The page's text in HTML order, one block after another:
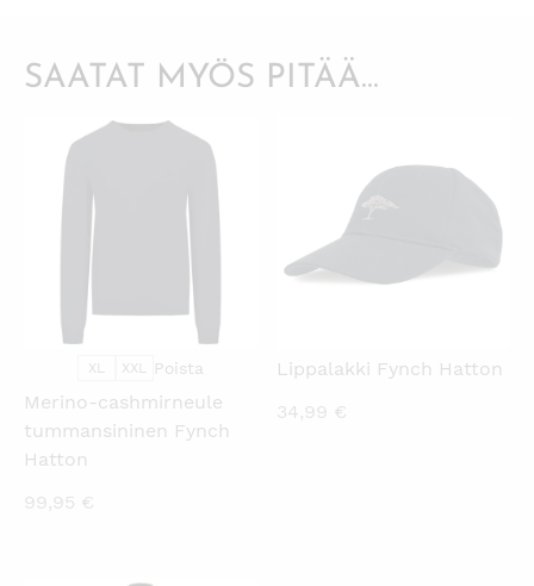
SAATAT MYÖS PITÄÄ...
XL XXL Poista
Merino-cashmirneule
tummansininen Fynch
Hatton
99,95 €
Lippalakki Fynch Hatton
34,99 €